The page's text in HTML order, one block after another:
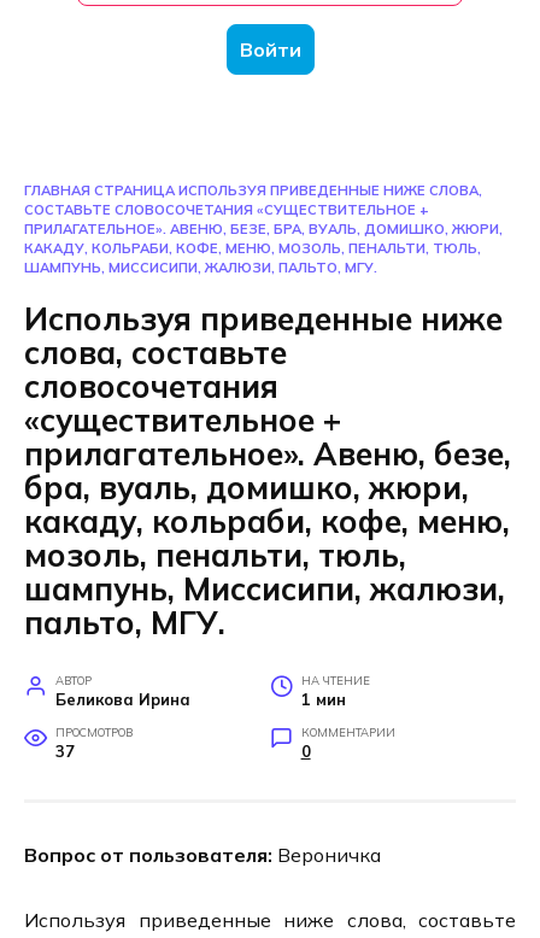
Войти
ГЛАВНАЯ СТРАНИЦА ИСПОЛЬЗУЯ ПРИВЕДЕННЫЕ НИЖЕ СЛОВА,
СОСТАВЬТЕ СЛОВОСОЧЕТАНИЯ «СУЩЕСТВИТЕЛЬНОЕ +
ПРИЛАГАТЕЛЬНОЕ». АВЕНЮ, БЕЗЕ, БРА, ВУАЛЬ, ДОМИШКО, ЖЮРИ,
КАКАДУ, КОЛЬРАБИ, КОФЕ, МЕНЮ, МОЗОЛЬ, ПЕНАЛЬТИ, ТЮЛЬ,
ШАМПУНЬ, МИССИСИПИ, ЖАЛЮЗИ, ПАЛЬТО, МГУ.
Используя приведенные ниже
слова, составьте
словосочетания
«существительное +
прилагательное». Авеню, безе,
бра, вуаль, домишко, жюри,
какаду, кольраби, кофе, меню,
мозоль, пенальти, тюль,
шампунь, Миссисипи, жалюзи,
пальто, МГУ.
АВТОР
Беликова Ирина
НА ЧТЕНИЕ
1 мин
ПРОСМОТРОВ
37
КОММЕНТАРИИ
0
Вопрос от пользователя: Вероничка
Используя приведенные ниже слова, составьте